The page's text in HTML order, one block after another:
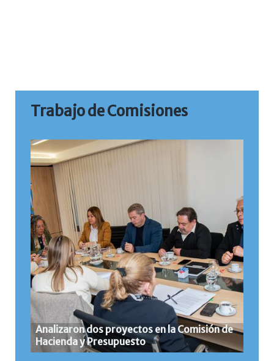
Trabajo de Comisiones
Analizaron dos proyectos en la Comisión de
Hacienda y Presupuesto